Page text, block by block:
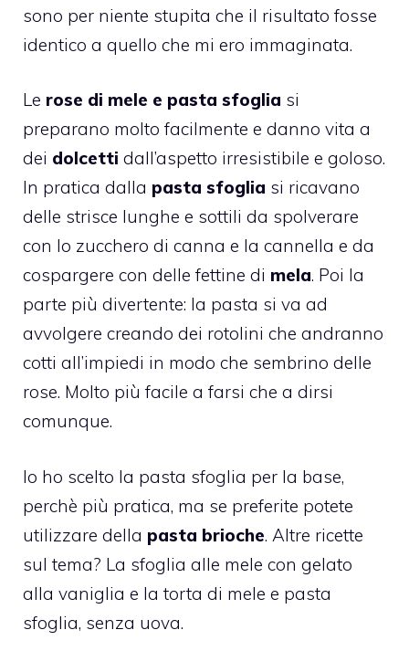
sono per niente stupita che il risultato fosse
identico a quello che mi ero immaginata.
Le rose di mele e pasta sfoglia si
preparano molto facilmente e danno vita a
dei dolcetti dall’aspetto irresistibile e goloso.
In pratica dalla pasta sfoglia si ricavano
delle strisce lunghe e sottili da spolverare
con lo zucchero di canna e la cannella e da
cospargere con delle fettine di mela. Poi la
parte più divertente: la pasta si va ad
avvolgere creando dei rotolini che andranno
cotti all’impiedi in modo che sembrino delle
rose. Molto più facile a farsi che a dirsi
comunque.
Io ho scelto la pasta sfoglia per la base,
perchè più pratica, ma se preferite potete
utilizzare della pasta brioche. Altre ricette
sul tema? La sfoglia alle mele con gelato
alla vaniglia e la torta di mele e pasta
sfoglia, senza uova.